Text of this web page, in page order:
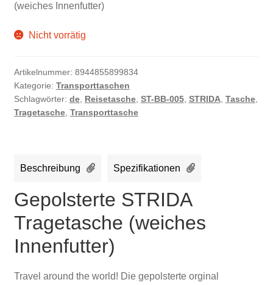
(weiches Innenfutter)
Nicht vorrätig
Artikelnummer: 8944855899834
Kategorie: Transporttaschen
Schlagwörter: de, Reisetasche, ST-BB-005, STRIDA, Tasche,
Tragetasche, Transporttasche
Beschreibung Spezifikationen
Gepolsterte STRIDA
Tragetasche (weiches
Innenfutter)
Travel around the world! Die gepolsterte orginal